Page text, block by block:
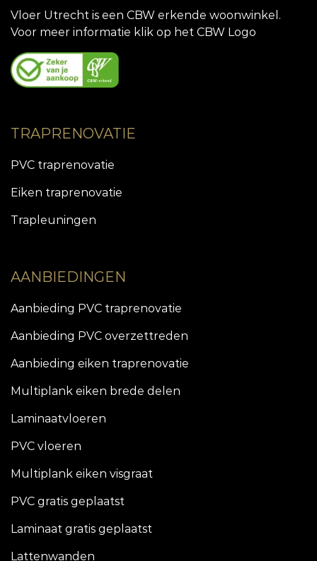
Vloer Utrecht is een CBW erkende woonwinkel.
Voor meer informatie klik op het CBW Logo
TRAPRENOVATIE
PVC traprenovatie
Eiken traprenovatie
Trapleuningen
AANBIEDINGEN
Aanbieding PVC traprenovatie
Aanbieding PVC overzettreden
Aanbieding eiken traprenovatie
Multiplank eiken brede delen
Laminaatvloeren
PVC vloeren
Multiplank eiken visgraat
PVC gratis geplaatst
Laminaat gratis geplaatst
Lattenwanden